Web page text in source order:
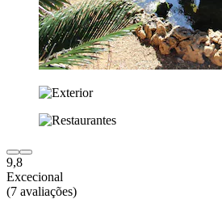
9,8
Excecional
(7 avaliações)